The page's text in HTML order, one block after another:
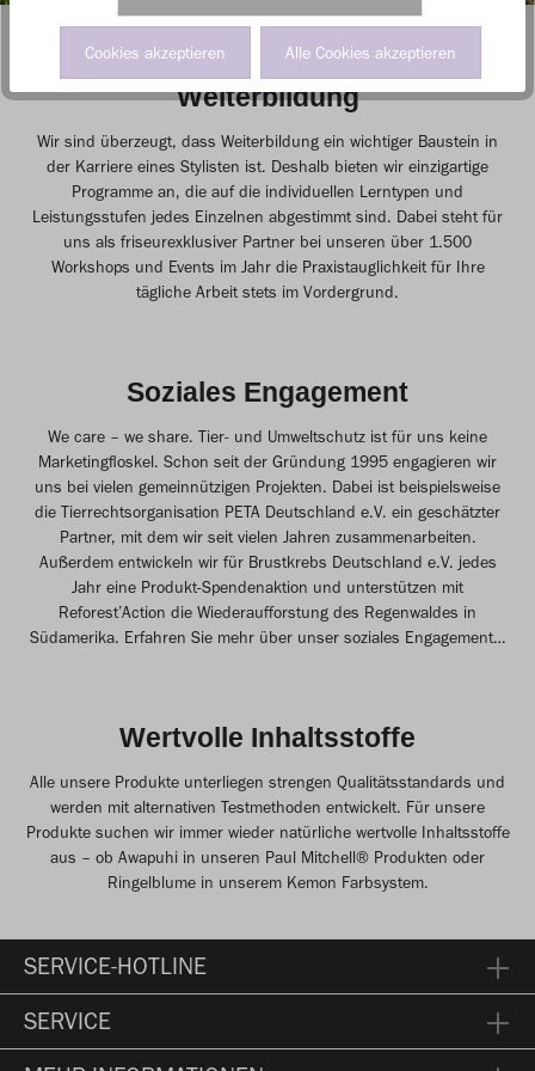
Weiterbildung
Wir sind überzeugt, dass Weiterbildung ein wichtiger Baustein in
der Karriere eines Stylisten ist. Deshalb bieten wir einzigartige
Programme an, die auf die individuellen Lerntypen und
Leistungsstufen jedes Einzelnen abgestimmt sind. Dabei steht für
uns als friseurexklusiver Partner bei unseren über 1.500
Workshops und Events im Jahr die Praxistauglichkeit für Ihre
tägliche Arbeit stets im Vordergrund.
Soziales Engagement
We care – we share. Tier- und Umweltschutz ist für uns keine
Marketingfloskel. Schon seit der Gründung 1995 engagieren wir
uns bei vielen gemeinnützigen Projekten. Dabei ist beispielsweise
die Tierrechtsorganisation PETA Deutschland e.V. ein geschätzter
Partner, mit dem wir seit vielen Jahren zusammenarbeiten.
Außerdem entwickeln wir für Brustkrebs Deutschland e.V. jedes
Jahr eine Produkt-Spendenaktion und unterstützen mit
Reforest’Action die Wiederaufforstung des Regenwaldes in
Südamerika. Erfahren Sie mehr über unser soziales Engagement…
Wertvolle Inhaltsstoffe
Alle unsere Produkte unterliegen strengen Qualitätsstandards und
werden mit alternativen Testmethoden entwickelt. Für unsere
Produkte suchen wir immer wieder natürliche wertvolle Inhaltsstoffe
aus – ob Awapuhi in unseren Paul Mitchell® Produkten oder
Ringelblume in unserem Kemon Farbsystem.
SERVICE-HOTLINE
SERVICE
Cookies akzeptieren Alle Cookies akzeptieren